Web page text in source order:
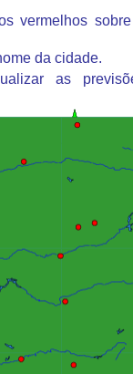
vermelhos
da cidade.
as